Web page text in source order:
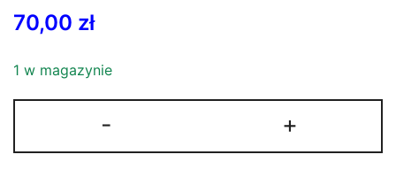
70,00 zł
1 w magazynie
-
KIER.
+